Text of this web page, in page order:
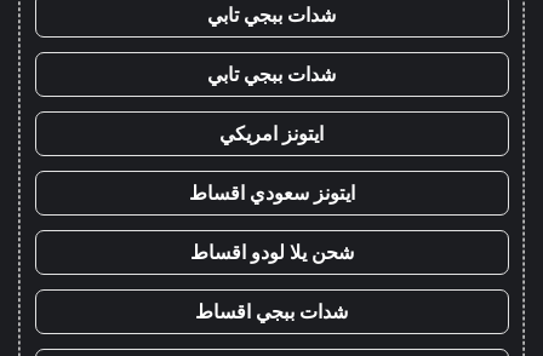
شدات ببجي تابي
شدات ببجي تابي
ايتونز امريكي
ايتونز سعودي اقساط
شحن يلا لودو اقساط
شدات ببجي اقساط